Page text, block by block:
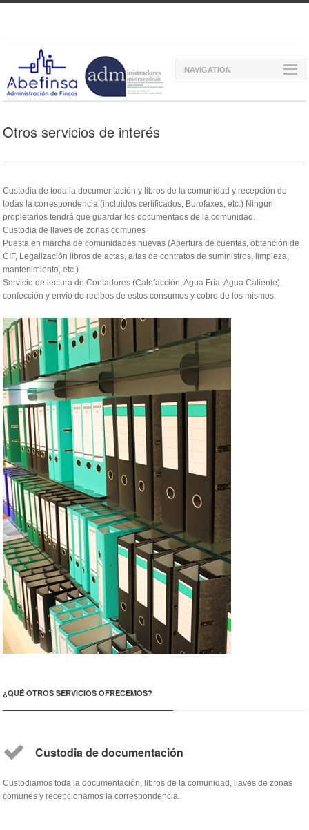
NAVIGATION
Otros servicios de interés
Custodia de toda la documentación y libros de la comunidad y recepción de
todas la correspondencia (incluidos certificados, Burofaxes, etc.) Ningún
propietarios tendrá que guardar los documentaos de la comunidad.
Custodia de llaves de zonas comunes
Puesta en marcha de comunidades nuevas (Apertura de cuentas, obtención de
CIF, Legalización libros de actas, altas de contratos de suministros, limpieza,
mantenimiento, etc.)
Servicio de lectura de Contadores (Calefacción, Agua Fría, Agua Caliente),
confección y envío de recibos de estos consumos y cobro de los mismos.
¿QUÉ OTROS SERVICIOS OFRECEMOS?
Custodia de documentación
Custodiamos toda la documentación, libros de la comunidad, llaves de zonas
comunes y recepcionamos la correspondencia.